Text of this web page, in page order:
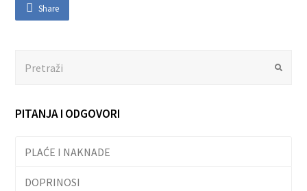
Share
PITANJA I ODGOVORI
PLAĆE I NAKNADE
DOPRINOSI